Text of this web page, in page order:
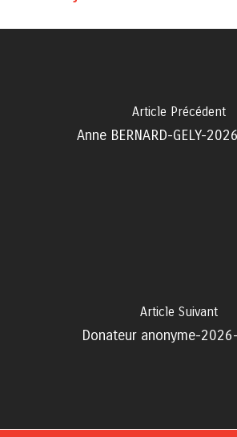
Article Précédent
Anne BERNARD-GELY-
Article Suivant
Donateur anonyme-